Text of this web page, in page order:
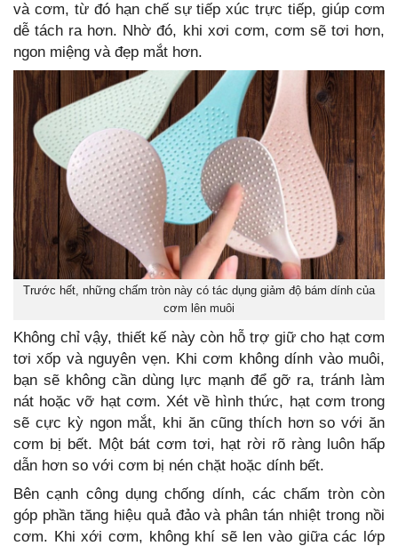
và cơm, từ đó hạn chế sự tiếp xúc trực tiếp, giúp cơm
dễ tách ra hơn. Nhờ đó, khi xơi cơm, cơm sẽ tơi hơn,
ngon miệng và đẹp mắt hơn.
Trước hết, những chấm tròn này có tác dụng giảm độ bám dính của
cơm lên muôi
Không chỉ vậy, thiết kế này còn hỗ trợ giữ cho hạt cơm
tơi xốp và nguyên vẹn. Khi cơm không dính vào muôi,
bạn sẽ không cần dùng lực mạnh để gỡ ra, tránh làm
nát hoặc vỡ hạt cơm. Xét về hình thức, hạt cơm trong
sẽ cực kỳ ngon mắt, khi ăn cũng thích hơn so với ăn
cơm bị bết. Một bát cơm tơi, hạt rời rõ ràng luôn hấp
dẫn hơn so với cơm bị nén chặt hoặc dính bết.
Bên cạnh công dụng chống dính, các chấm tròn còn
góp phần tăng hiệu quả đảo và phân tán nhiệt trong nồi
cơm. Khi xới cơm, không khí sẽ len vào giữa các lớp